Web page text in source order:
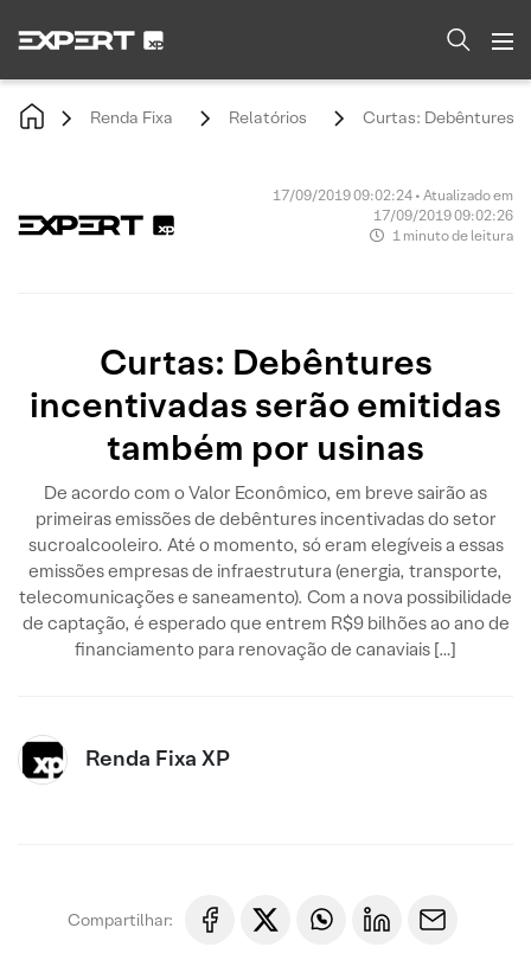
Renda Fixa Relatórios Curtas: Debêntures
17/09/2019 09:02:24 • Atualizado em
17/09/2019 09:02:26
1 minuto de leitura
Curtas: Debêntures
incentivadas serão emitidas
também por usinas
De acordo com o Valor Econômico, em breve sairão as
primeiras emissões de debêntures incentivadas do setor
sucroalcooleiro. Até o momento, só eram elegíveis a essas
emissões empresas de infraestrutura (energia, transporte,
telecomunicações e saneamento). Com a nova possibilidade
de captação, é esperado que entrem R$9 bilhões ao ano de
financiamento para renovação de canaviais […]
Renda Fixa XP
Compartilhar: